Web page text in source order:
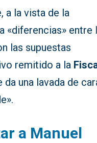
a la vista de la
«diferencias» entre
las supuestas
remitido a la
una lavada de
a Manuel